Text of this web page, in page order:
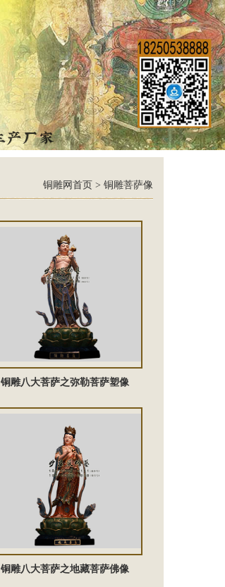
铜雕网首页 > 铜雕菩萨像
铜雕八大菩萨之弥勒菩萨塑像
铜雕八大菩萨之地藏菩萨佛像